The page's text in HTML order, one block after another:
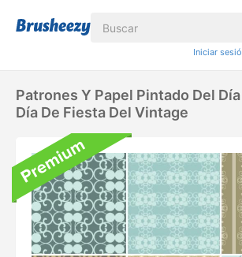
Iniciar
Patrones Y Papel Pintado Del
Día De Fiesta Del Vintage